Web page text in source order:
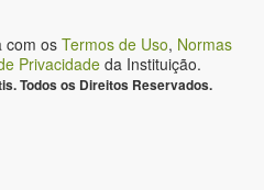
com os Termos de Uso, Normas
Privacidade da Instituição.
Todos os Direitos Reservados.